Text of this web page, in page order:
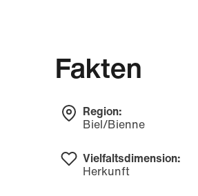
Fakten
Region:
Biel/Bienne
Vielfaltsdimension:
Herkunft